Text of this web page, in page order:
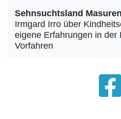
Sehnsuchtsland Masuren
Irmgard Irro über
eigene Erfahrungen in der
Vorfahren